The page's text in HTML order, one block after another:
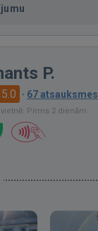
P.
5.0 · 67 atsauksmes
vietnē: Pirms 2 dienām